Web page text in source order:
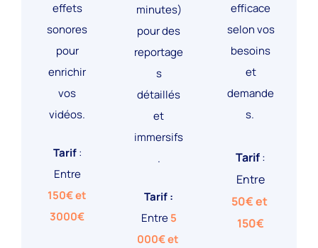
effets
sonores
pour
enrichir
vos
vidéos.
Tarif:
Entre
150€ et
3000€
minutes)
pour des
reportage
s
détaillés
et
immersifs
.
Tarif :
Entre5
000€ et
efficace
selon vos
besoins
et
demande
s.
Tarif:
Entre
50€ et
150€